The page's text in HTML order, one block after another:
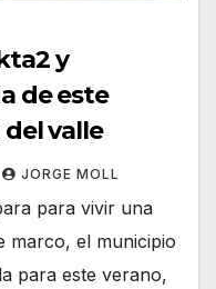
y
de este
valle
JORGE MOLL
para vivir una
marco, el municipio
para este verano,